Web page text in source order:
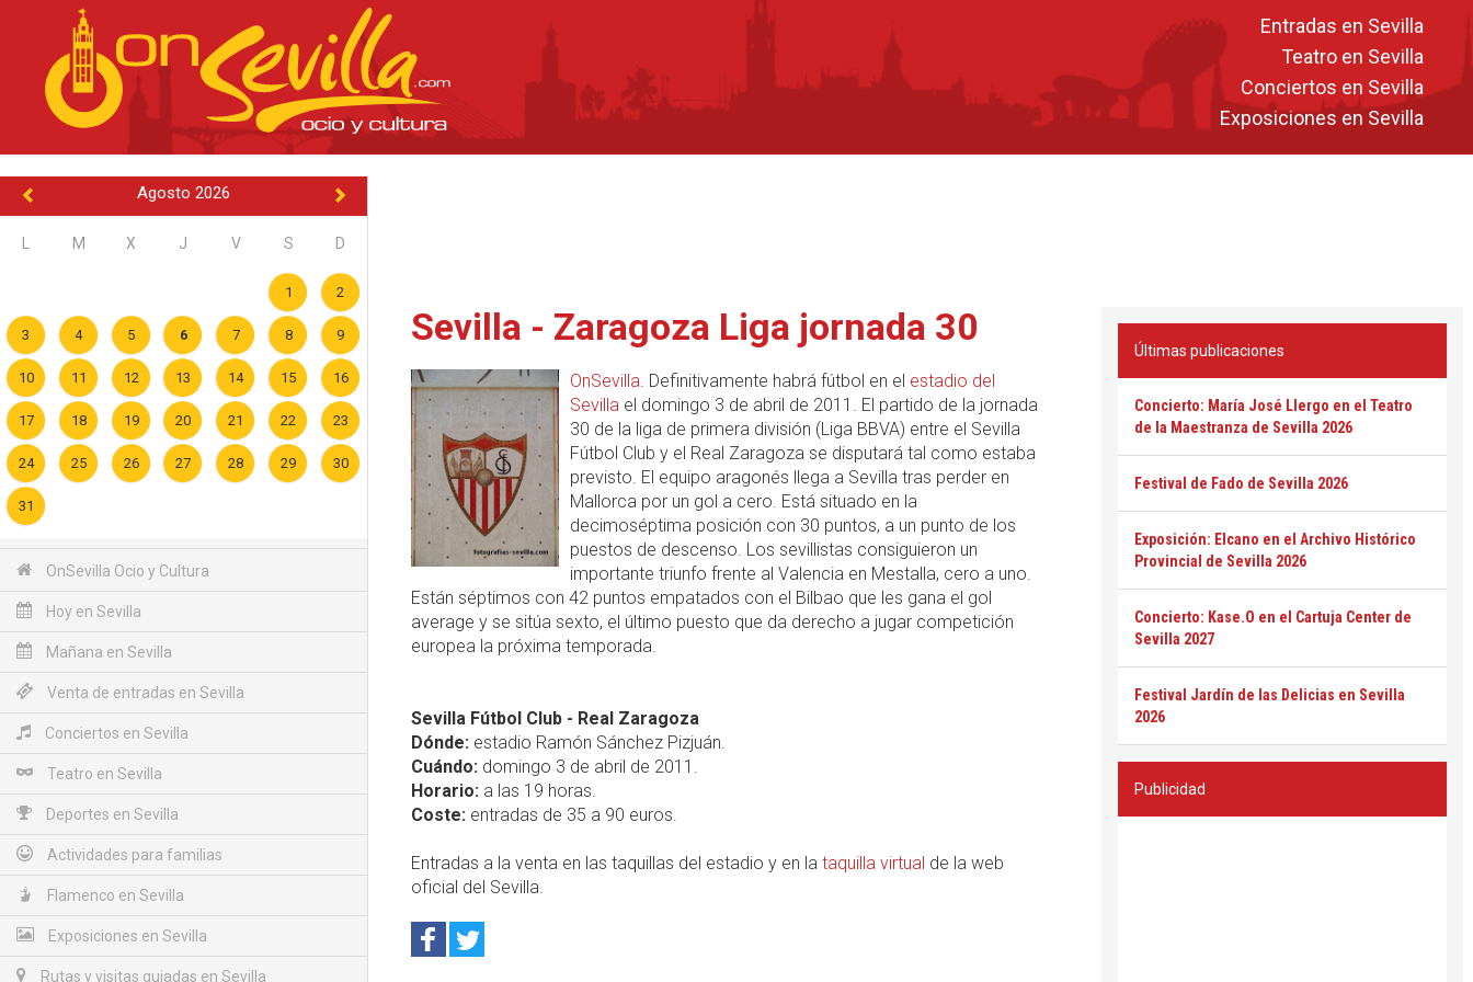
Entradas en Sevilla
Teatro en Sevilla
Conciertos en Sevilla
Exposiciones en Sevilla
Agosto 2026
M X J V S D
1 2
3 4 5 6 7 8 9
10 11 12 13 14 15 16
17 18 19 20 21 22 23
24 25 26 27 28 29 30
31
OnSevilla Ocio y Cultura
Hoy en Sevilla
Mañana en Sevilla
Venta de entradas en Sevilla
Conciertos en Sevilla
Teatro en Sevilla
Deportes en Sevilla
Actividades para familias
Flamenco en Sevilla
Exposiciones en Sevilla
Rutas y visitas guiadas en Sevilla
Sevilla - Zaragoza Liga jornada 30
OnSevilla. Definitivamente habrá fútbol en el estadio del
Sevilla el domingo 3 de abril de 2011. El partido de la jornada
30 de la liga de primera división (Liga BBVA) entre el Sevilla
Fútbol Club y el Real Zaragoza se disputará tal como estaba
previsto. El equipo aragonés llega a Sevilla tras perder en
Mallorca por un gol a cero. Está situado en la
decimoséptima posición con 30 puntos, a un punto de los
puestos de descenso. Los sevillistas consiguieron un
importante triunfo frente al Valencia en Mestalla, cero a uno.
Están séptimos con 42 puntos empatados con el Bilbao que les gana el gol
average y se sitúa sexto, el último puesto que da derecho a jugar competición
europea la próxima temporada.
Sevilla Fútbol Club - Real Zaragoza
Dónde: estadio Ramón Sánchez Pizjuán.
Cuándo: domingo 3 de abril de 2011.
Horario: a las 19 horas.
Coste: entradas de 35 a 90 euros.
Entradas a la venta en las taquillas del estadio y en la taquilla virtual de la web
oficial del Sevilla.
Últimas publicaciones
Concierto: María José Llergo en el Teatro
de la Maestranza de Sevilla 2026
Festival de Fado de Sevilla 2026
Exposición: Elcano en el Archivo Histórico
Provincial de Sevilla 2026
Concierto: Kase.O en el Cartuja Center de
Sevilla 2027
Festival Jardín de las Delicias en Sevilla
2026
Publicidad